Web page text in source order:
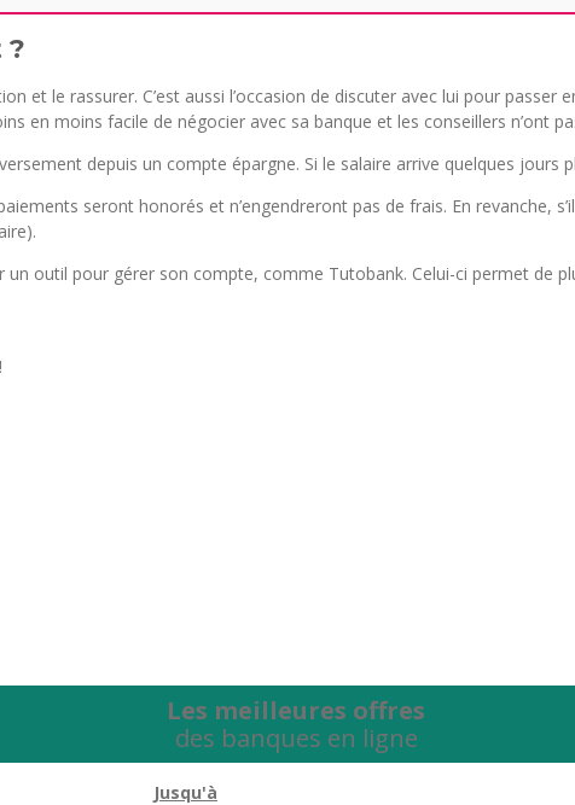
?
et le rassurer. C’est aussi l’occasion de discuter avec lui pour
en moins facile de négocier avec sa banque et les conseillers n’ont
depuis un compte épargne. Si le salaire arrive quelques jours
seront honorés et n’engendreront pas de frais. En revanche,
un outil pour gérer son compte, comme Tutobank. Celui-ci permet de
Les meilleures offres
des banques en ligne
Jusqu'à